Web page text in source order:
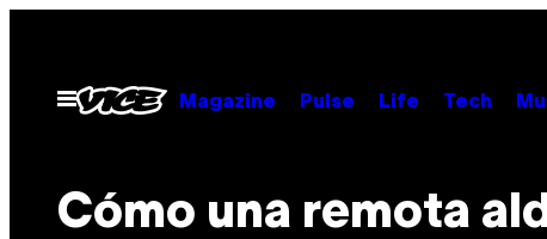
contenido
Abrir
Menú
Magazine Pulse Life Tech
Cómo una remota